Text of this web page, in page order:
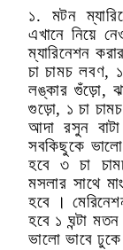
১. মটন
এখানে নিয়ে
ম্যারিনেশন
চা চামচ লবণ,
লঙ্কার গুঁড়ো,
গুড়ো, ১ চা চামচ
আদা রসুন
সবকিছুকে
হবে ৩ চা
মসলার সাথে
হবে ।
হবে ১ ঘন্টা
ভালো ভাবে